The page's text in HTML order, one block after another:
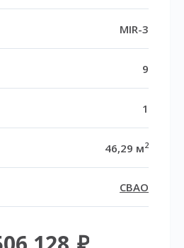
MIR-3
9
1
46,29 м2
СВАО